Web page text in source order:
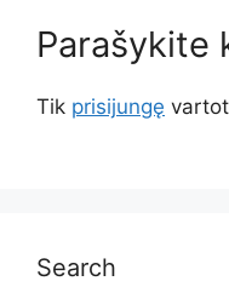
Parašykite
Tik prisijungę
Search